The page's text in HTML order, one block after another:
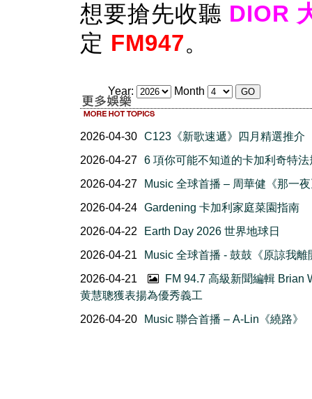
想要搶先收聽 DIOR
定 FM947。
Year: Month
2026-04-30 C123《新歌速遞》四月精選推介
2026-04-27 6 項你可能不知道的卡加利奇特法
2026-04-27
Music 全球首播 – 周華健《那一
2026-04-24 Gardening 卡加利家庭菜園指南
2026-04-22
Earth Day 2026 世界地球日
2026-04-21
Music 全球首播 - 鼓鼓《原諒我離
2026-04-21
FM 94.7 高級新聞編輯 Brian
黄慧聰獲表揚為優秀義工
2026-04-20
Music 聯合首播 – A-Lin《繞路》